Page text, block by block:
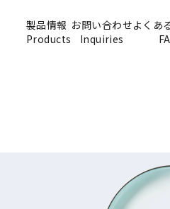
製品情報
Products
お問い合わせ
Inquiries
よくあ